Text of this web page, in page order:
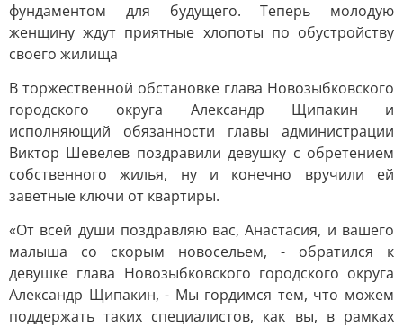
фундаментом для будущего. Теперь молодую
женщину ждут приятные хлопоты по обустройству
своего жилища
В торжественной обстановке глава Новозыбковского
городского округа Александр Щипакин и
исполняющий обязанности главы администрации
Виктор Шевелев поздравили девушку с обретением
собственного жилья, ну и конечно вручили ей
заветные ключи от квартиры.
«От всей души поздравляю вас, Анастасия, и вашего
малыша со скорым новосельем, - обратился к
девушке глава Новозыбковского городского округа
Александр Щипакин, - Мы гордимся тем, что можем
поддержать таких специалистов, как вы, в рамках